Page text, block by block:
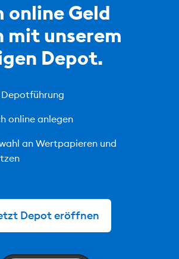
online Geld
mit unserem
Depot.
online anlegen
an Wertpapieren und
Depot eröffnen